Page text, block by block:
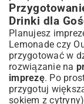
Drinki dla
Planujesz
Lemonade czy
przygotować w
rozwiązanie na
imprezę. Po
przygotuj
sokiem z